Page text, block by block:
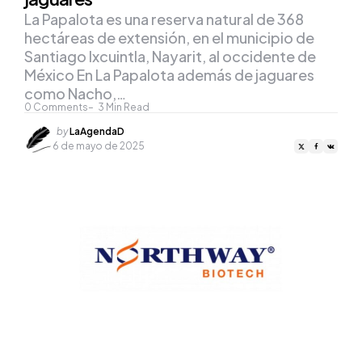
0 Comments 3 Min Read
La Papalota es una reserva natural de 368
hectáreas de extensión, en el municipio de
Santiago Ixcuintla, Nayarit, al occidente de
México En La Papalota además de jaguares
como Nacho,…
Posted
by
byLaAgendaD
6 de mayo de 2025